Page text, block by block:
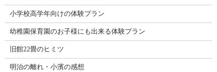
小学校高学年向けの体験プラン
幼稚園保育園のお子様にも出来る体験プラン
旧館22畳のヒミツ
明治の離れ・小濱の感想